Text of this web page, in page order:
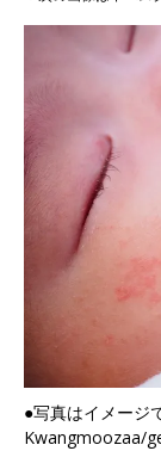
●写真はイメージ
Kwangmoozaa/